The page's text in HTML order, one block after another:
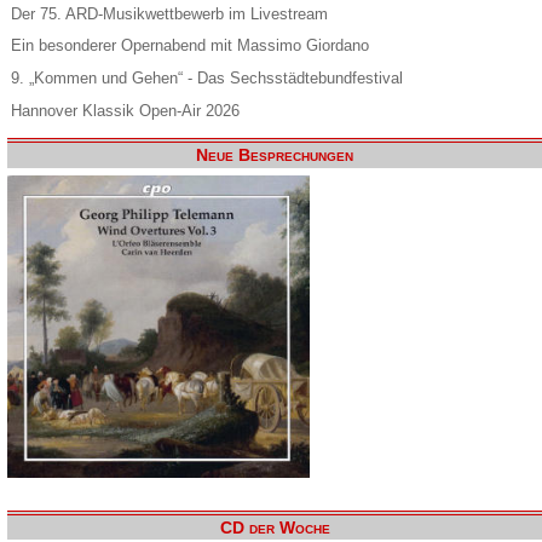
Der 75. ARD-Musikwettbewerb im Livestream
Ein besonderer Opernabend mit Massimo Giordano
9. „Kommen und Gehen“ - Das Sechsstädtebundfestival
Hannover Klassik Open-Air 2026
Neue Besprechungen
CD der Woche